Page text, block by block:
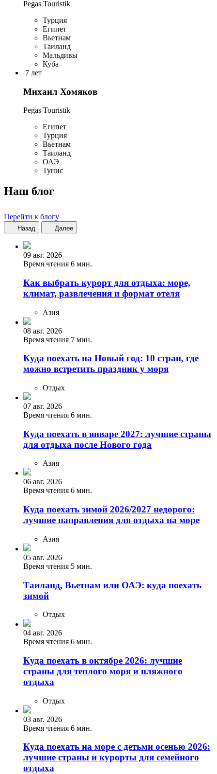
Pegas Touristik
Турция
Египет
Вьетнам
Таиланд
Мальдивы
Куба
7 лет
Михаил Хомяков
Pegas Touristik
Египет
Турция
Вьетнам
Таиланд
ОАЭ
Тунис
Наш блог
Перейти к блогу
Назад Далее
09 авг. 2026
Время чтения 6 мин.
Как выбрать курорт для отдыха: море,
климат, развлечения и формат отеля
Азия
08 авг. 2026
Время чтения 7 мин.
Куда поехать на Новый год: 10 стран, где
можно встретить праздник у моря
Отдых
07 авг. 2026
Время чтения 6 мин.
Куда поехать в январе 2027: лучшие страны
для отдыха после Нового года
Азия
06 авг. 2026
Время чтения 6 мин.
Куда поехать зимой 2026/2027 недорого:
лучшие направления для отдыха на море
Азия
05 авг. 2026
Время чтения 5 мин.
Таиланд, Вьетнам или ОАЭ: куда поехать
зимой
Отдых
04 авг. 2026
Время чтения 6 мин.
Куда поехать в октябре 2026: лучшие
страны для теплого моря и пляжного
отдыха
Отдых
03 авг. 2026
Время чтения 6 мин.
Куда поехать на море с детьми осенью 2026:
лучшие страны и курорты для семейного
отдыха